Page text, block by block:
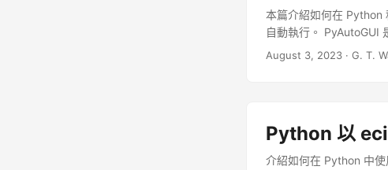
本篇介紹如何在 Python
自動執行。 PyAutoGUI
盤操作自動化，甚至可
August 3, 2023 · G. T.
Python 以
介紹如何在 Python 中